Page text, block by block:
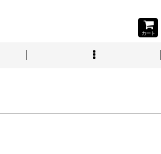
カート